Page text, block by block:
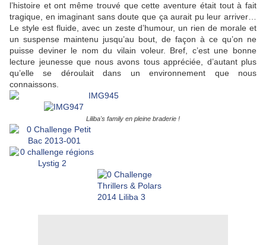
l’histoire et ont même trouvé que cette aventure était tout à fait
tragique, en imaginant sans doute que ça aurait pu leur arriver…
Le style est fluide, avec un zeste d’humour, un rien de morale et
un suspense maintenu jusqu’au bout, de façon à ce qu’on ne
puisse deviner le nom du vilain voleur. Bref, c’est une bonne
lecture jeunesse que nous avons tous appréciée, d’autant plus
qu’elle se déroulait dans un environnement que nous
connaissons.
Liliba's family en pleine braderie !